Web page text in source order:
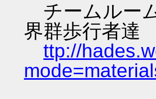
チームルー
界群歩行者達
ttp://